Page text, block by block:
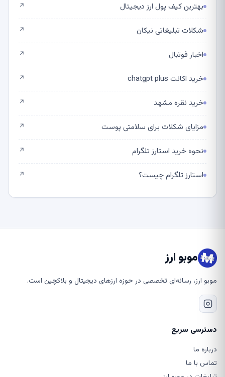
بهترین کیف پول ارز دیجیتال ↗
شکلات تبلیغاتی نیکان ↗
اخبار فوتبال ↗
خرید اکانت chatgpt plus ↗
خرید نقره مشهد ↗
مزایای شکلات برای سلامتی پوست ↗
نحوه خرید استارز تلگرام ↗
استارز تلگرام چیست؟ ↗
موبو ارز
موبو ارز، رسانه‌ای تخصصی در حوزه ارزهای دیجیتال و بلاکچین است.
دسترسی سریع
درباره ما
تماس با ما